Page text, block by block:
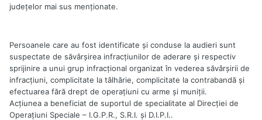
judeţelor mai sus menţionate.
Persoanele care au fost identificate şi conduse la audieri sunt
suspectate de săvârşirea infracţiunilor de aderare şi respectiv
sprijinire a unui grup infracţional organizat în vederea săvârşirii de
infracţiuni, complicitate la tâlhărie, complicitate la contrabandă şi
efectuarea fără drept de operaţiuni cu arme şi muniţii.
Acţiunea a beneficiat de suportul de specialitate al Direcției de
Operațiuni Speciale – I.G.P.R., S.R.I. şi D.I.P.I..